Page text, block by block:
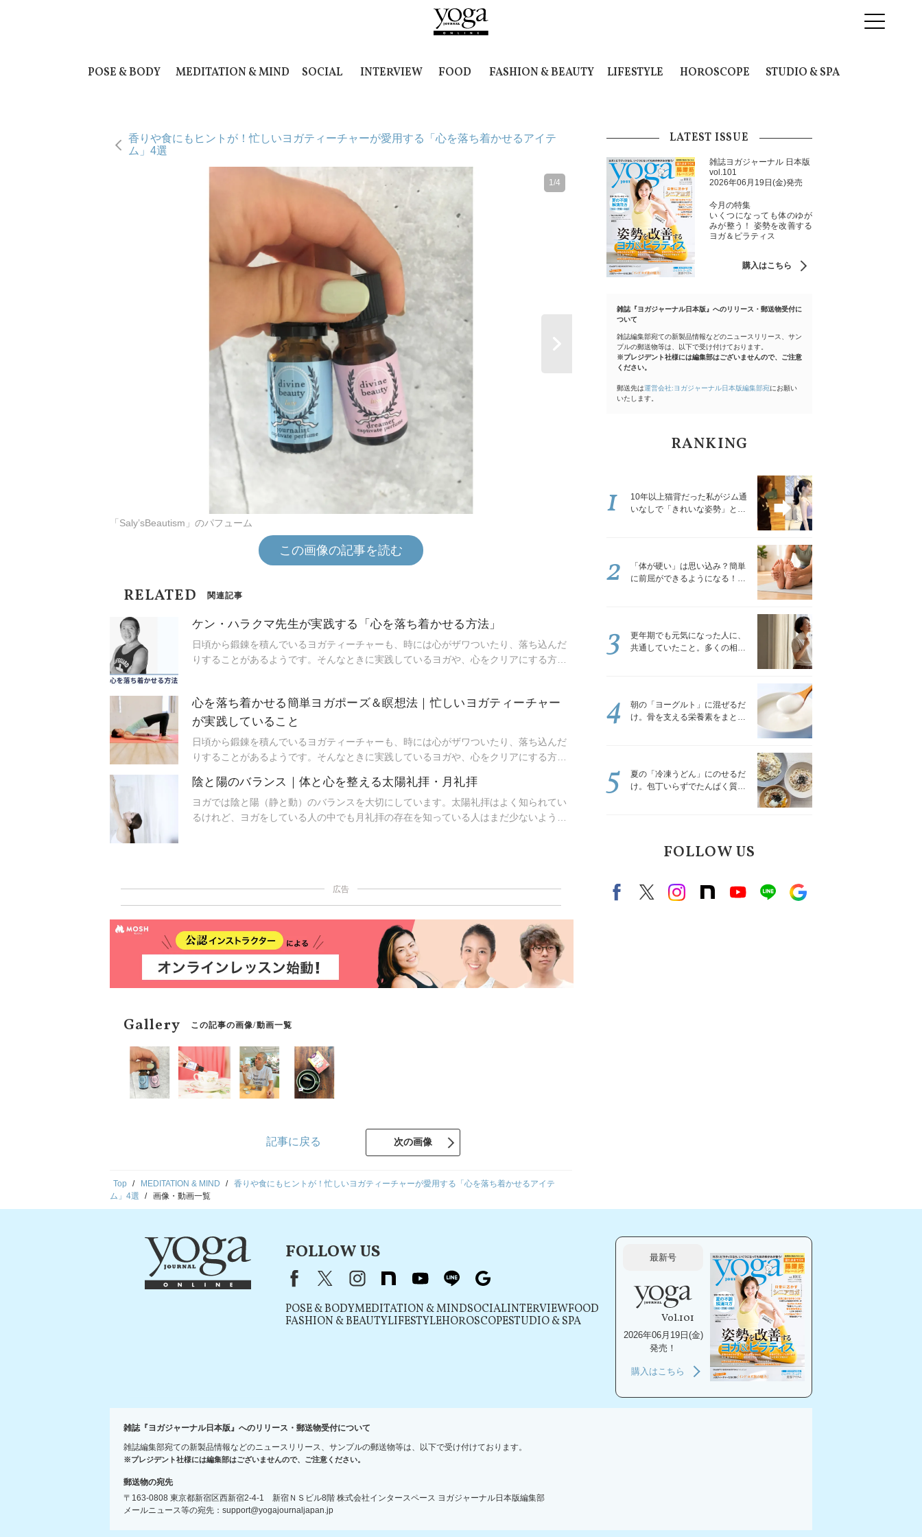
POSE & BODY MEDITATION & MIND SOCIAL INTERVIEW FOOD FASHION & BEAUTY LIFESTYLE HOROSCOPE STUDIO & SPA
香りや食にもヒントが！忙しいヨガティーチャーが愛用する「心を落ち着かせるアイテ
ム」4選
1/4
「Saly’sBeautism」のパフューム
この画像の記事を読む
RELATED 関連記事
ケン・ハラクマ先生が実践する「心を落ち着かせる方法」
日頃から鍛錬を積んでいるヨガティーチャーも、時には心がザワついたり、落ち込んだ
りすることがあるようです。そんなときに実践しているヨガや、心をクリアにする方法
心を落ち着かせる簡単ヨガポーズ＆瞑想法｜忙しいヨガティーチャー
が実践していること
日頃から鍛錬を積んでいるヨガティーチャーも、時には心がザワついたり、落ち込んだ
りすることがあるようです。そんなときに実践しているヨガや、心をクリアにする方法
陰と陽のバランス｜体と心を整える太陽礼拝・月礼拝
ヨガでは陰と陽（静と動）のバランスを大切にしています。太陽礼拝はよく知られてい
るけれど、ヨガをしている人の中でも月礼拝の存在を知っている人はまだ少ないようで
広告
Gallery この記事の画像/動画一覧
記事に戻る 次の画像
Top MEDITATION & MIND
香りや食にもヒントが！忙しいヨガティーチャーが愛用する「心を落ち着かせるアイテ
ム」4選
画像・動画一覧
LATEST ISSUE
雑誌ヨガジャーナル 日本版
vol.101
2026年06月19日(金)発売
今月の特集
いくつになっても体のゆが
みが整う！ 姿勢を改善する
ヨガ＆ピラティス
購入はこちら
雑誌『ヨガジャーナル日本版』へのリリース・郵送物受付に
ついて
雑誌編集部宛ての新製品情報などのニュースリリース、サン
プルの郵送物等は、以下で受け付けております。
※プレジデント社様には編集部はございませんので、ご注意
ください。
郵送先は運営会社:ヨガジャーナル日本版編集部宛にお願い
いたします。
RANKING
10年以上猫背だった私がジム通
いなしで「きれいな姿勢」と褒
1
「体が硬い」は思い込み？簡単
に前屈ができるようになる！腿
2
更年期でも元気になった人に、
共通していたこと。多くの相談
3
朝の「ヨーグルト」に混ぜるだ
け。骨を支える栄養素をまとめ
4
夏の「冷凍うどん」にのせるだ
け。包丁いらずでたんぱく質を
5
FOLLOW US
FacebookX（旧twitter）
instagram
note Youtubeline
FOLLOW US
FacebookX（旧Twitter）
instagram
note youtube line
POSE & BODYMEDITATION & MINDSOCIALINTERVIEWFOOD
FASHION & BEAUTYLIFESTYLEHOROSCOPESTUDIO & SPA
最新号
Vol.101
2026年06月19日(金)
発売！
購入はこちら
雑誌『ヨガジャーナル日本版』へのリリース・郵送物受付について
雑誌編集部宛ての新製品情報などのニュースリリース、サンプルの郵送物等は、以下で受け付けております。
※プレジデント社様には編集部はございませんので、ご注意ください。
郵送物の宛先
〒163-0808 東京都新宿区西新宿2-4-1 新宿ＮＳビル8階 株式会社インタースペース ヨガジャーナル日本版編集部
メールニュース等の宛先：support@yogajournaljapan.jp